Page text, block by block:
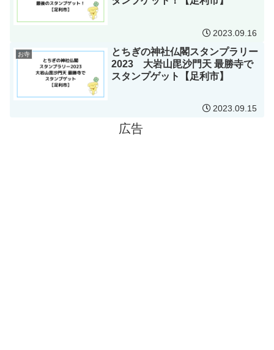
2023.09.16
お寺
とちぎの神社仏閣スタンプラリー
2023 大岩山毘沙門天 最勝寺で
スタンプゲット【足利市】
2023.09.15
広告